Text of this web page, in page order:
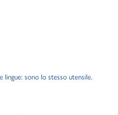
lingue: sono lo stesso utensile.